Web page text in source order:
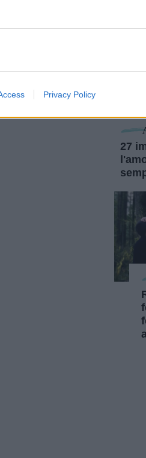
Privacy Policy
27